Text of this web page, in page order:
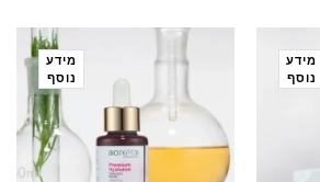
מידע
נוסף
מידע
נוסף